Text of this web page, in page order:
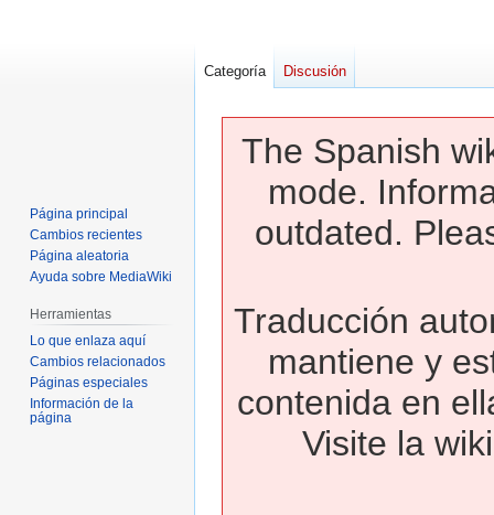
The Spanish
mode.
outdated.
Traducción
mantiene y
contenida en
Visite la
Categoría Discusión
Página principal
Cambios recientes
Página aleatoria
Ayuda sobre MediaWiki
Herramientas
Lo que enlaza aquí
Cambios relacionados
Páginas especiales
Información de la
página